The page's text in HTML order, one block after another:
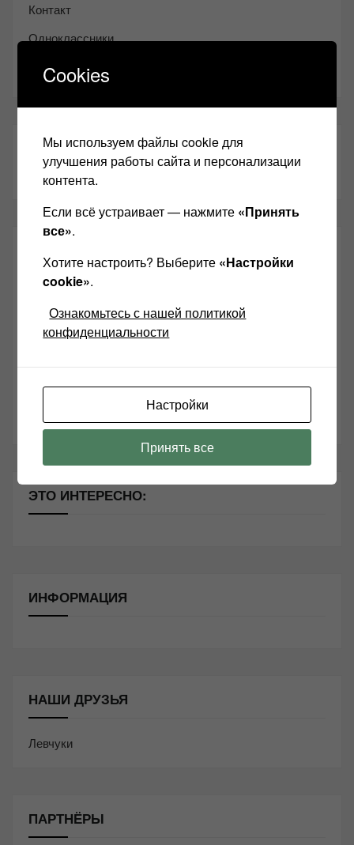
Контакт
Одноклассники
Youtube
ТАКЖЕ ЧИТАЕМ:
Чем дороже аудиотехника, тем лучше звучит?
10 способов оптимизации потоковой музыки
Почему виниловые пластинки звучат так хорошо?
ЭТО ИНТЕРЕСНО:
ИНФОРМАЦИЯ
НАШИ ДРУЗЬЯ
Левчуки
ПАРТНЁРЫ
Cookies
Мы используем файлы cookie для
улучшения работы сайта и персонализации
контента.
Если всё устраивает — нажмите «Принять
все».
Хотите настроить? Выберите «Настройки
cookie».
Ознакомьтесь с нашей политикой
конфиденциальности
Настройки
Принять все